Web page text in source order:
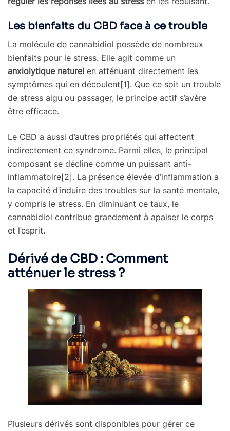
Les bienfaits du CBD face à ce trouble
La molécule de cannabidiol possède de nombreux
bienfaits pour le stress. Elle agit comme un
anxiolytique naturel en atténuant directement les
symptômes qui en découlent[1]. Que ce soit un trouble
de stress aigu ou passager, le principe actif s’avère
être efficace.
Le CBD a aussi d’autres propriétés qui affectent
indirectement ce syndrome. Parmi elles, le principal
composant se décline comme un puissant anti-
inflammatoire[2]. La présence élevée d’inflammation a
la capacité d’induire des troubles sur la santé mentale,
y compris le stress. En diminuant ce taux, le
cannabidiol contribue grandement à apaiser le corps
et l’esprit.
Dérivé de CBD : Comment
atténuer le stress ?
Plusieurs dérivés sont disponibles pour gérer ce